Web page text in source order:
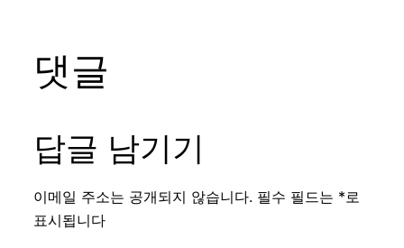
댓글
답글 남기기
이메일 주소는 공개되지 않습니다. 필수 필드는 *로
표시됩니다